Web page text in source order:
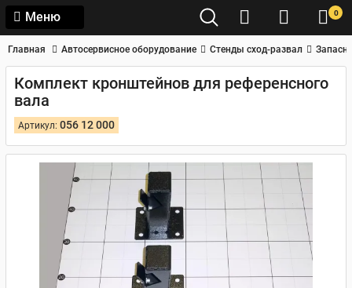
Меню 0
Главная Автосервисное оборудование Стенды сход-развал
Комплект кронштейнов для референсного
вала
Артикул: 056 12 000